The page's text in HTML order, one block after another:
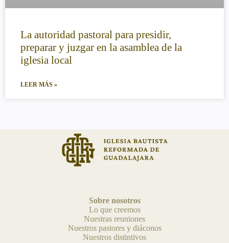
La autoridad pastoral para presidir,
preparar y juzgar en la asamblea de la
iglesia local
LEER MÁS »
Sobre nosotros
Lo que creemos
Nuestras reuniones
Nuestros pastores y diáconos
Nuestros distintivos